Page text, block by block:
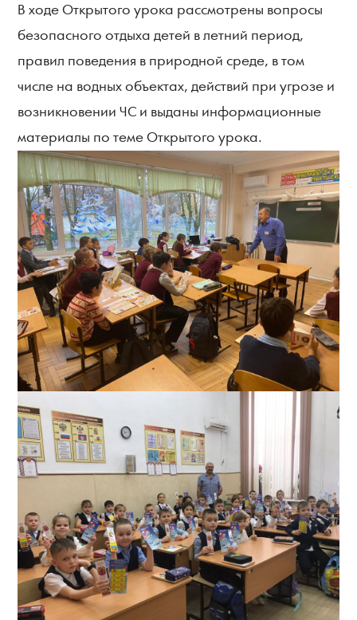
В ходе Открытого урока рассмотрены вопросы
безопасного отдыха детей в летний период,
правил поведения в природной среде, в том
числе на водных объектах, действий при угрозе и
возникновении ЧС и выданы информационные
материалы по теме Открытого урока.